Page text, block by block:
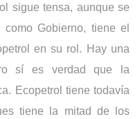
sigue tensa, aunque se
Gobierno, tiene el
en su rol. Hay una
sí es verdad que la
Ecopetrol tiene todavía
tiene la mitad de los